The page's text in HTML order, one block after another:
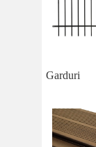
Garduri